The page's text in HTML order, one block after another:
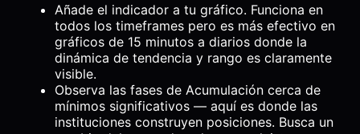
Añade el indicador a tu gráfico. Funciona en
todos los timeframes pero es más efectivo en
gráficos de 15 minutos a diarios donde la
dinámica de tendencia y rango es claramente
visible.
Observa las fases de Acumulación cerca de
mínimos significativos — aquí es donde las
instituciones construyen posiciones. Busca un